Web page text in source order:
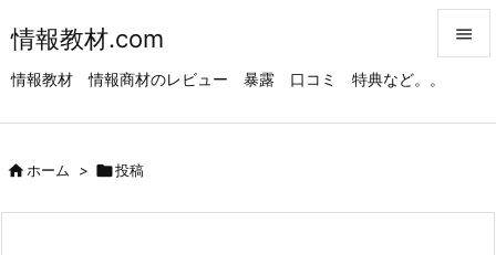
情報教材.com
情報教材 情報商材のレビュー 暴露 口コミ 特典など。。

前へ
ホーム > 投稿